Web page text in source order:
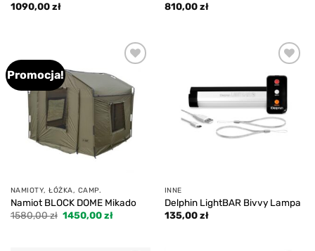
1090,00zł 810,00zł
Promocja!
wishlist
NAMIOTY, ŁÓŻKA, CAMP.
Namiot BLOCK DOME Mikado
1580,00zł Pierwotna
1450,00złAktualna
Add to
wishlist
INNE
Delphin LightBAR Bivvy Lampa
135,00zł